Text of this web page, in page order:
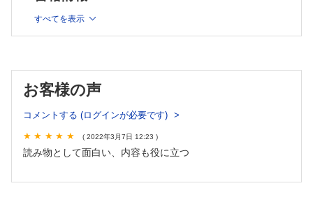
今月のお薬ランキング 浜田康次
ジェネラリストのためのLGBT講座 永易至文
総合診療POEMs─診療で使える！旬なオススメ文献─ 岡田 悟
すべてを表示
お客様の声
コメントする (ログインが必要です)
( 2022年3月7日 12:23 )
読み物として面白い、内容も役に立つ